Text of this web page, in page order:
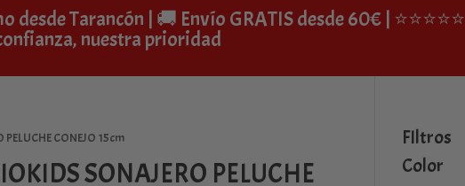
Tarancón | 🚚 Envío GRATIS desde 60€ | ⭐⭐⭐⭐⭐
nuestra prioridad
CONEJO 15cm
SONAJERO PELUCHE
FIltros
Color